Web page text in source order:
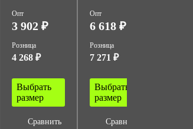
Опт
3 902 ₽
Розница
4 268 ₽
Выбрать
размер
Сравнить
Опт
6 618 ₽
Розница
7 271 ₽
Выбрать
размер
Сравнить